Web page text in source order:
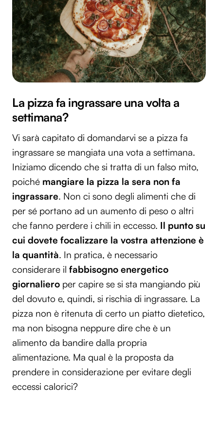
La pizza fa ingrassare una volta a
settimana?
Vi sarà capitato di domandarvi se a pizza fa
ingrassare se mangiata una vota a settimana.
Iniziamo dicendo che si tratta di un falso mito,
poiché mangiare la pizza la sera non fa
ingrassare. Non ci sono degli alimenti che di
per sé portano ad un aumento di peso o altri
che fanno perdere i chili in eccesso. Il punto su
cui dovete focalizzare la vostra attenzione è
la quantità. In pratica, è necessario
considerare il fabbisogno energetico
giornaliero per capire se si sta mangiando più
del dovuto e, quindi, si rischia di ingrassare. La
pizza non è ritenuta di certo un piatto dietetico,
ma non bisogna neppure dire che è un
alimento da bandire dalla propria
alimentazione. Ma qual è la proposta da
prendere in considerazione per evitare degli
eccessi calorici?